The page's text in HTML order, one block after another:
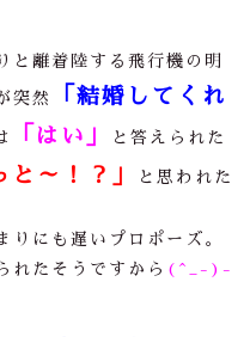
と離着陸する飛行機の明
突然
「結婚してくれ
「はい」 と答えられた
と～！？」
と思われた
りにも遅いプロポーズ。
れたそうですから (^_-)-